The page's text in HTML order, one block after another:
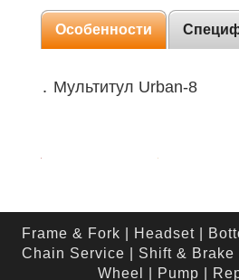
Особенности
․ Мультитул Urban-8
Frame & Fork Headset|
Chain Service
Shift & Brake
Wheel
Pump